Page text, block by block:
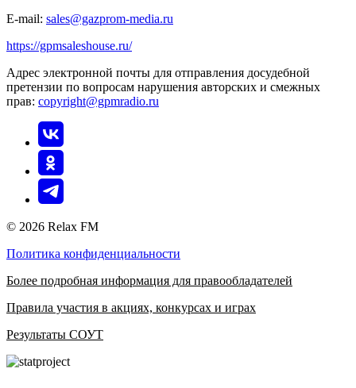
E-mail: sales@gazprom-media.ru
https://gpmsaleshouse.ru/
Адрес электронной почты для отправления досудебной
претензии по вопросам нарушения авторских и смежных
прав: copyright@gpmradio.ru
© 2026 Relax FM
Политика конфиденциальности
Более подробная информация для правообладателей
Правила участия в акциях, конкурсах и играх
Результаты СОУТ